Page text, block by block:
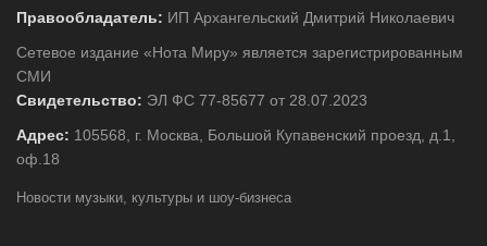
Правообладатель: ИП Архангельский Дмитрий Николаевич
Сетевое издание «Нота Миру» является зарегистрированным
СМИ
Свидетельство: ЭЛ ФС 77-85677 от 28.07.2023
Адрес: 105568, г. Москва, Большой Купавенский проезд, д.1,
оф.18
Новости музыки, культуры и шоу-бизнеса